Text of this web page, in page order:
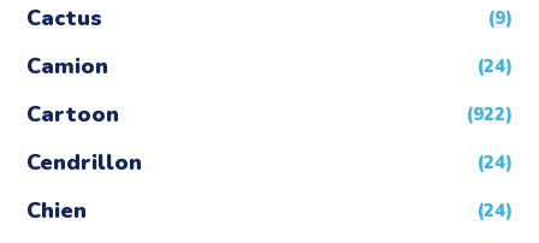
Cactus (9)
Camion (24)
Cartoon (922)
Cendrillon (24)
Chien (24)